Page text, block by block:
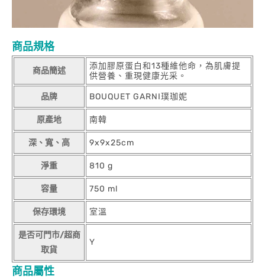
商品規格
商品簡述
添加膠原蛋白和13種維他命，為肌膚提
供營養、重現健康光采。
品牌 BOUQUET GARNI璞珈妮
原產地 南韓
深、寬、高 9x9x25cm
淨重 810 g
容量 750 ml
保存環境 室溫
是否可門市/超商
取貨
Y
商品屬性